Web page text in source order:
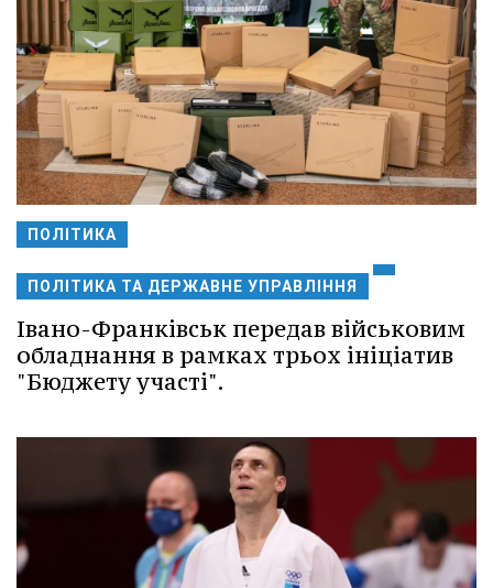
ПОЛІТИКА
ПОЛІТИКА ТА ДЕРЖАВНЕ УПРАВЛІННЯ
Івано-Франківськ передав військовим
обладнання в рамках трьох ініціатив
"Бюджету участі".